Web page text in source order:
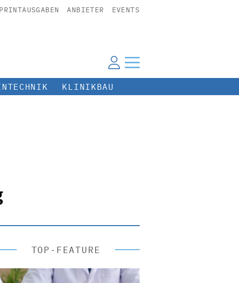
PRINTAUSGABEN ANBIETER EVENTS
KLINIKBAU
TOP-FEATURE